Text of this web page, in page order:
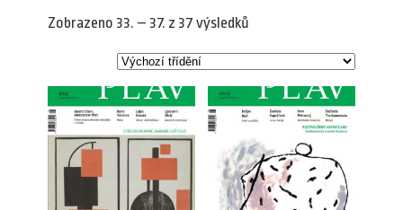
Zobrazeno 33. – 37. z 37 výsledků